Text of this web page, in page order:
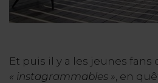
Et puis il y a les jeunes fans
« instagrammables » , en